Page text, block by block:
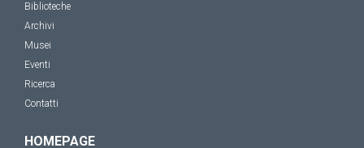
Biblioteche
Archivi
Musei
Eventi
Ricerca
Contatti
HOMEPAGE